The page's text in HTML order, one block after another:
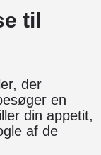
til
der
en
din appetit,
af de